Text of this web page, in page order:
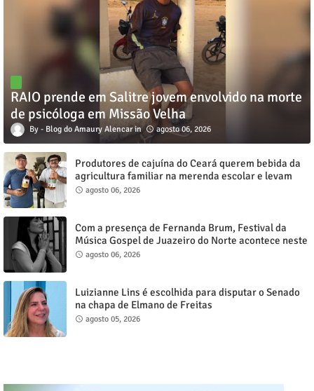
RAIO prende em Salitre jovem envolvido na morte
de psicóloga em Missão Velha
Blog do Amaury Alencar agosto 06, 2026
Produtores de cajuína do Ceará querem bebida da
agricultura familiar na merenda escolar e levam
reivindicação à agenda política
agosto 06, 2026
Com a presença de Fernanda Brum, Festival da
Música Gospel de Juazeiro do Norte acontece neste
sábado, 8
agosto 06, 2026
Luizianne Lins é escolhida para disputar o Senado
na chapa de Elmano de Freitas
agosto 05, 2026